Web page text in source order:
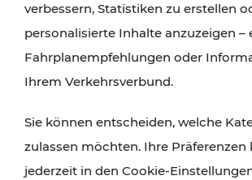
verbessern, Statistiken zu erstellen
personalisierte Inhalte anzuzeigen –
Fahrplanempfehlungen oder
Ihrem Verkehrsverbund.
Sie können entscheiden, welche
zulassen möchten. Ihre Präferenzen
jederzeit in den Cookie-